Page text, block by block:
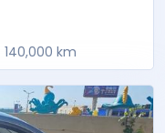
140,000 km